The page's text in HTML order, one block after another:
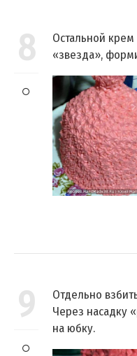
8
Остальной крем
«звезда»,
9
Отдельно
Через насадку
на юбку.